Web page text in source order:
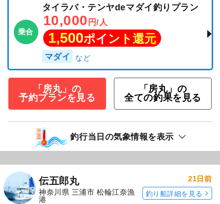
乗合
タイラバ・テンヤdeマダイ釣りプラン
10,000 円/人
1,500ポイント還元
マダイ
「房丸」の
予約プランを見る
「房丸」の
全ての釣果を見る
釣行当日の気象情報を表示
伝五郎丸
神奈川県 三浦市 松輪江奈漁
港
21日前
釣り船詳細を見る